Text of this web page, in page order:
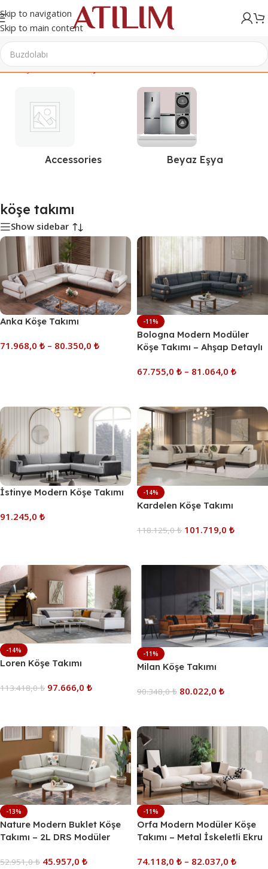
Skip to navigation
Skip to main content
Ana Sayfa/Ürünler “köşe takımı” olarak etiketlendi
Accessories Beyaz Eşya
köşe takımı
Show sidebar
Anka Köşe Takımı
71.968,0 ₺ – 80.350,0 ₺
-11%
Bologna Modern Modüler
Köşe Takımı – Ahşap Detaylı
67.755,0 ₺ – 81.064,0 ₺
İstinye Modern Köşe Takımı
91.245,0 ₺
-14%
Kardelen Köşe Takımı
118.125,0₺ 101.719,0 ₺
-14%
Loren Köşe Takımı
113.418,0₺ 97.666,0 ₺
-11%
Milan Köşe Takımı
90.348,0₺ 80.022,0 ₺
-13%
Nature Modern Buklet Köşe
Takımı – 2L DRS Modüler
Koltuk
52.951,0₺ 45.957,0 ₺
-11%
Orfa Modern Modüler Köşe
Takımı – Metal İskeletli Ekru
74.118,0 ₺ – 82.037,0 ₺